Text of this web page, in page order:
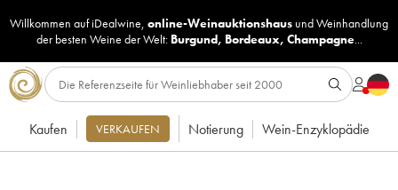
Willkommen auf iDealwine, online-Weinauktionshaus undWeinhandlung
der besten Weine der Welt: Burgund, Bordeaux, Champagne...
Kaufen VERKAUFEN Notierung Wein-Enzyklopädie